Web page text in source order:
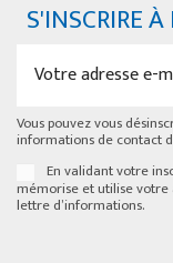
S'INSCRIRE
Vous pouvez vous
informations de contact
En validant votre
mémorise et utilise votre
lettre d’informations.